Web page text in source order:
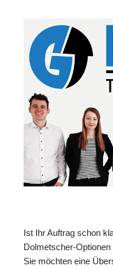
Ist Ihr Auftrag schon
Dolmetscher-
Sie möchten eine